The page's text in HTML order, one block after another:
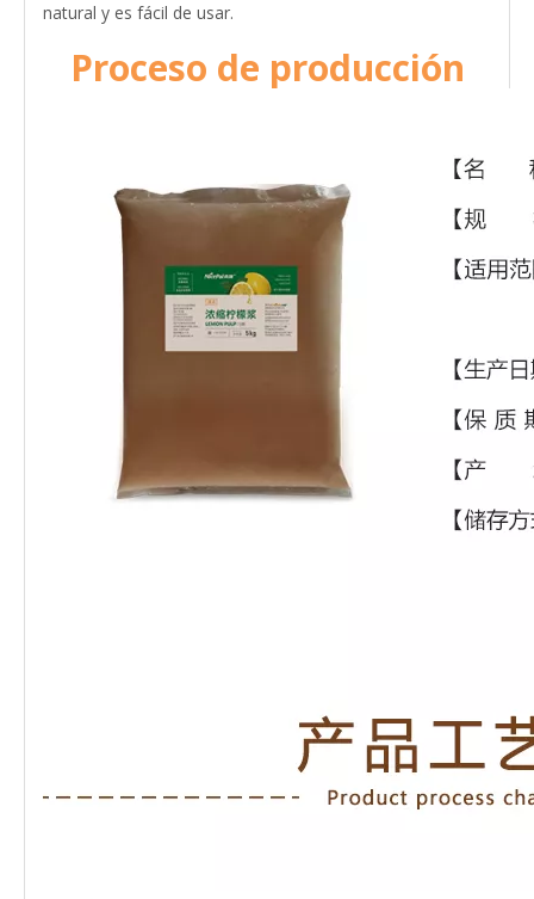
natural y es fácil de usar.
Proceso de producción